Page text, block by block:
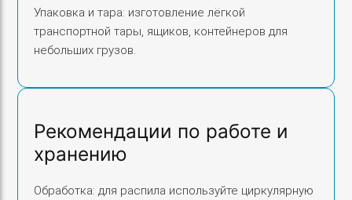
Упаковка и тара: изготовление лёгкой
транспортной тары, ящиков, контейнеров для
небольших грузов.
Рекомендации по работе и
хранению
Обработка: для распила используйте циркулярную